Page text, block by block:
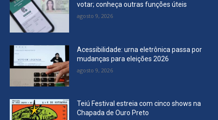
votar; conheça outras funções úteis
agosto 9, 2026
Acessibilidade: urna eletrônica passa por
mudanças para eleições 2026
agosto 9, 2026
Teiú Festival estreia com cinco shows na
Chapada de Ouro Preto